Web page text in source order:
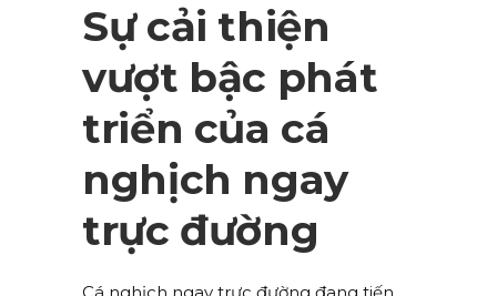
Sự cải thiện
vượt bậc phát
triển của cá
nghịch ngay
trực đường